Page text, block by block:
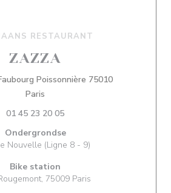
RESTAURANT
ZAZZA
Poissonnière 75010
Paris
01 45 23 20 05
Ondergrondse
Nouvelle (Ligne 8 - 9)
Bike station
75009 Paris